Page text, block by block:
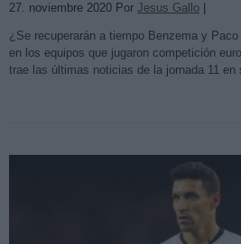
27. noviembre 2020 Por Jesus Gallo
¿Se recuperarán a tiempo Benzema y
en los equipos que jugaron competición
trae las últimas noticias de la jornada 11 en